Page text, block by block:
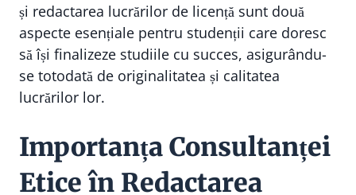
și redactarea lucrărilor de licență sunt două
aspecte esențiale pentru studenții care doresc
să își finalizeze studiile cu succes, asigurându-
se totodată de originalitatea și calitatea
lucrărilor lor.
Importanța Consultanței
Etice în Redactarea